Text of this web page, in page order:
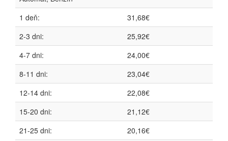
1 deň:
31,68€
2-3 dni:
25,92€
4-7 dni:
24,00€
8-11 dni:
23,04€
12-14 dni:
22,08€
15-20 dni:
21,12€
21-25 dni:
20,16€